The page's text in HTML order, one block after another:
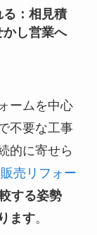
る ：相見積
かし営業へ
ームを中心
不要な工事
的に寄せら
売リフォー
する姿勢
ます。